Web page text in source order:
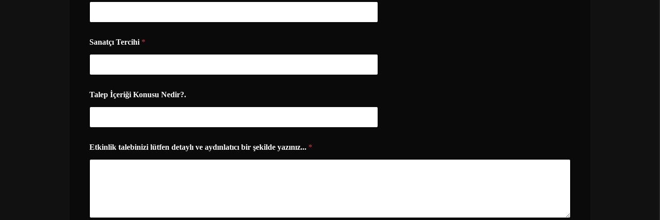
Sanatçı Tercihi *
d
ı
ı
a
d
r
z
Talep İçeriği Konusu Nedir?.
Etkinlik talebinizi lütfen detaylı ve aydınlatıcı bir şekilde yazınız... *